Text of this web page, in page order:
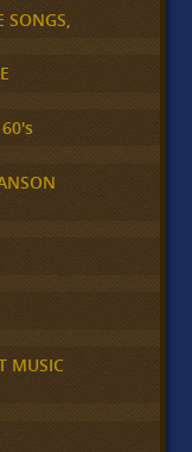
MUSIC